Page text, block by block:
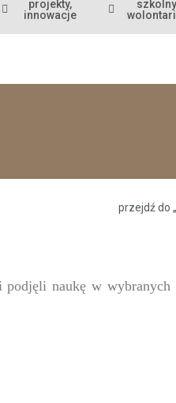
projekty,
innowacje
szkolny
przejdź do
naukę w wybranych